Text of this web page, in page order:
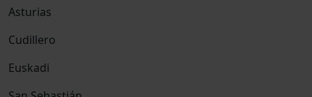
Asturias
Cudillero
Euskadi